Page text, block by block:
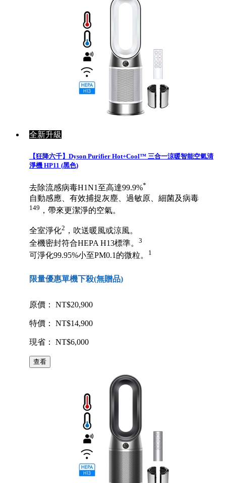
全新升級
【狂降六千】Dyson Purifier Hot+Cool™ 三合一涼暖智能空氣清
淨機 HP11 (黑色)
去除流感病毒H1N1至高達99.9%*
自動感應、有效捕捉灰塵、過敏原、細菌及病毒
149 ，帶來更潔淨的空氣。
全室淨化2 ，吹送暖風或涼風。
全機密封符合HEPA H13標準。 3
可淨化99.95%小至PM0.1的微粒。 1
限量優惠單機下殺(無贈品)
原價： NT$20,900
特價： NT$14,900
現省： NT$6,000
查看